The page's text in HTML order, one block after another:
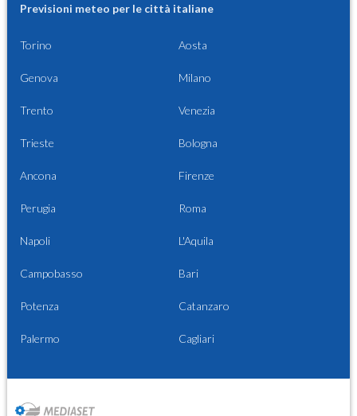
Previsioni meteo per le città italiane
Torino Aosta
Genova Milano
Trento Venezia
Trieste Bologna
Ancona Firenze
Perugia Roma
Napoli L'Aquila
Campobasso Bari
Potenza Catanzaro
Palermo Cagliari